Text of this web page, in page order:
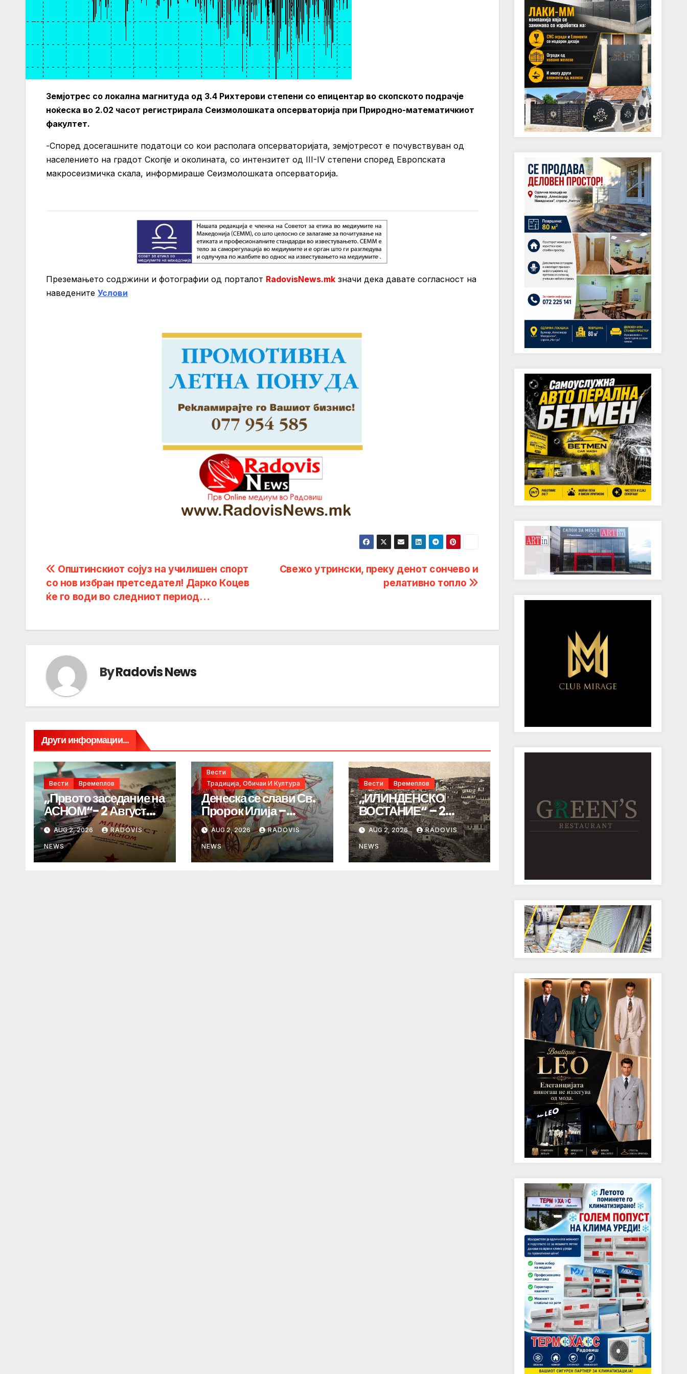
Земјотрес со локална магнитуда од 3.4 Рихтерови степени со епицентар во скопското подрачје
ноќеска во 2.02 часот регистрирала Сеизмолошката опсерваторија при Природно-математичкиот
факултет.
-Според досегашните податоци со кои располага опсерваторијата, земјотресот е почувствуван од
населението на градот Скопје и околината, со интензитет од III-IV степени според Европската
макросеизмичка скала, информираше Сеизмолошката опсерваторија.
Преземањето содржини и фотографии од порталот RadovisNews.mk значи дека давате согласност на
нaведените Услови
Post
navigation
Свежо утрински, преку денот сончево и
релативно топло
Општинскиот сојуз на училишен спорт
со нов избран претседател! Дарко Коцев
ќе го води во следниот период…
ByRadovis News
Други информации...
Вести Времеплов
„Првото заседание на
АСНОМ“- 2 Август
1944 год.
AUG 2, 2026 RADOVIS
NEWS
Вести
Традиција, Обичаи И Култура
Денеска се слави Св.
Пророк Илија –
„ИЛИНДЕН“
AUG 2, 2026 RADOVIS
NEWS
Вести Времеплов
„ИЛИНДЕНСКО
ВОСТАНИЕ“ – 2
Август 1903 год.
AUG 2, 2026 RADOVIS
NEWS